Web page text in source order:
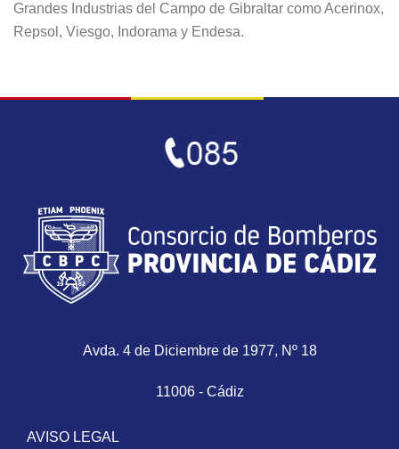
Grandes Industrias del Campo de Gibraltar como Acerinox,
Repsol, Viesgo, Indorama y Endesa.
Avda. 4 de Diciembre de 1977, Nº 18
11006 - Cádiz
AVISO LEGAL